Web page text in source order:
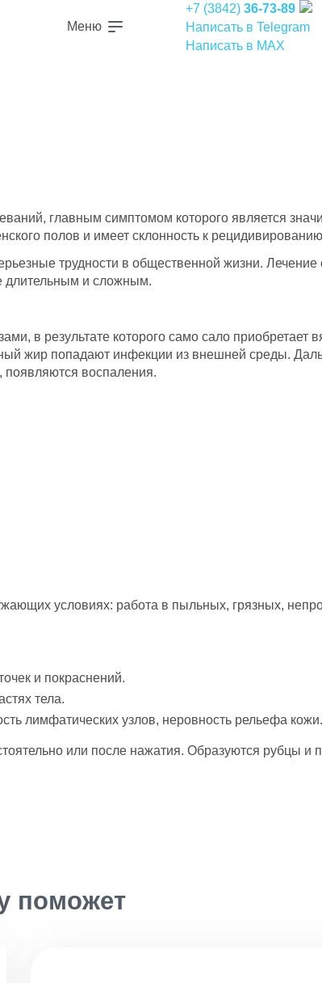
Меню
+7 (3842) 36-73-89
Написать в Telegram
Написать в MAX
главным симптомом которого является
полов и имеет склонность к
трудности в общественной жизни. Лечение
длительным и сложным.
в результате которого само сало приобретает
жир попадают инфекции из внешней среды.
появляются воспаления.
условиях: работа в пыльных, грязных,
и покраснений.
тела.
лимфатических узлов, неровность рельефа кожи.
или после нажатия. Образуются рубцы и
поможет
приятным и
любую
номинал
доплатить